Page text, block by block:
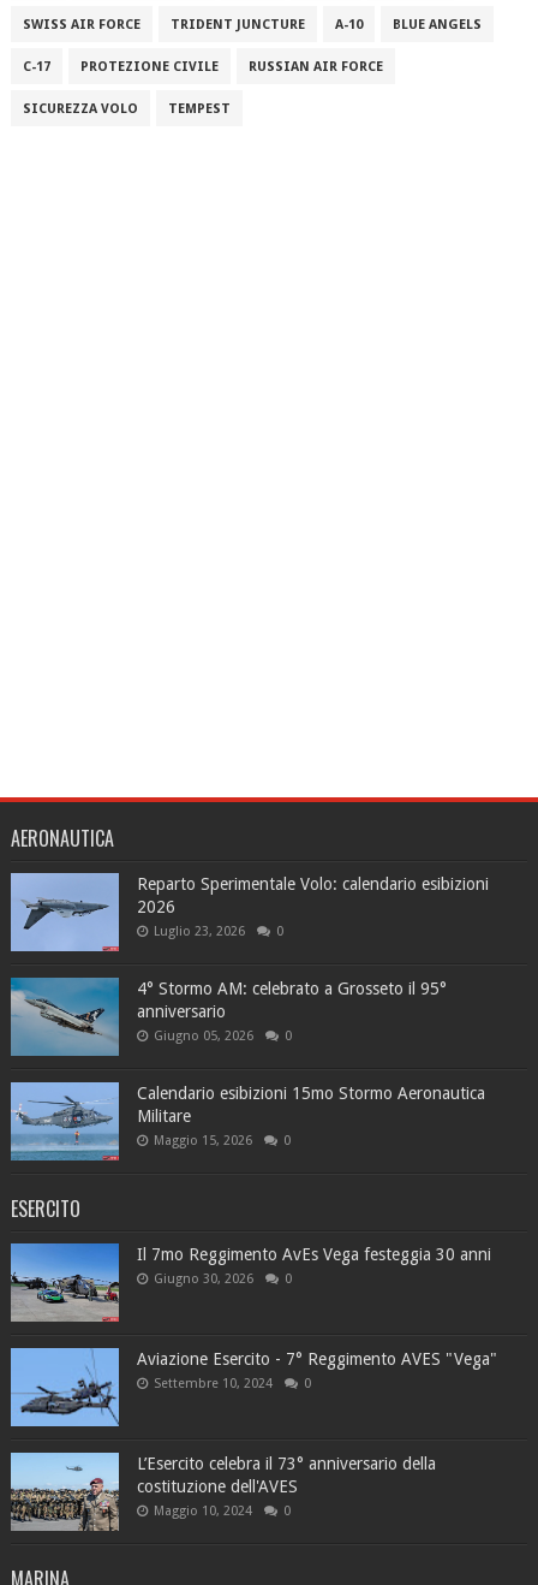
SWISS AIR FORCE TRIDENT JUNCTURE A-10 BLUE ANGELS
C-17 PROTEZIONE CIVILE RUSSIAN AIR FORCE
SICUREZZA VOLO TEMPEST
AERONAUTICA
Reparto Sperimentale Volo: calendario esibizioni
2026
Luglio 23, 2026 0
4° Stormo AM: celebrato a Grosseto il 95°
anniversario
Giugno 05, 2026 0
Calendario esibizioni 15mo Stormo Aeronautica
Militare
Maggio 15, 2026 0
ESERCITO
Il 7mo Reggimento AvEs Vega festeggia 30 anni
Giugno 30, 2026 0
Aviazione Esercito - 7° Reggimento AVES "Vega"
Settembre 10, 2024 0
L’Esercito celebra il 73° anniversario della
costituzione dell'AVES
Maggio 10, 2024 0
MARINA